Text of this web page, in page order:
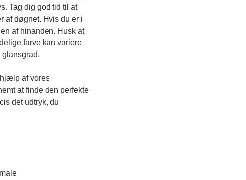
Tag dig god tid til at
af døgnet. Hvis du er i
af hinanden. Husk at
farve kan variere
glansgrad.
af vores
at finde den perfekte
det udtryk, du